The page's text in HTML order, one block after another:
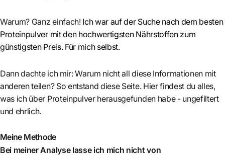
Warum? Ganz einfach! Ich war auf der Suche nach dem besten
Proteinpulver mit den hochwertigsten Nährstoffen zum
günstigsten Preis. Für mich selbst.
Dann dachte ich mir: Warum nicht all diese Informationen mit
anderen teilen? So entstand diese Seite. Hier findest du alles,
was ich über Proteinpulver herausgefunden habe - ungefiltert
und ehrlich.
Meine Methode
Bei meiner Analyse lasse ich mich nicht von